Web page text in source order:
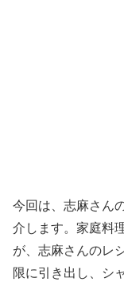
今回は、志麻さん
介します。家庭料
が、志麻さんのレ
限に引き出し、シ